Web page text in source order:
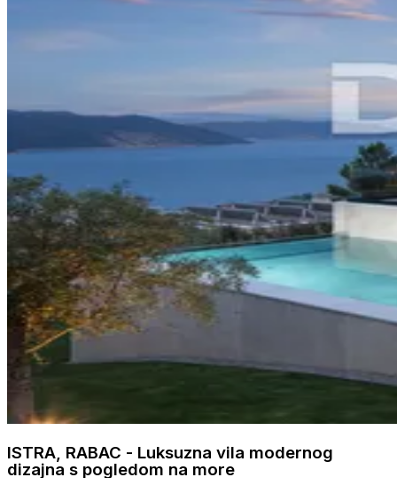
ISTRA, RABAC - Luksuzna vila modernog
dizajna s pogledom na more